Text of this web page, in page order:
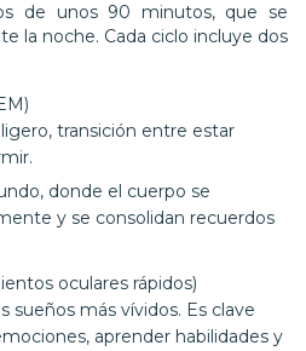
de unos 90 minutos, que se
la noche. Cada ciclo incluye dos
transición entre estar
donde el cuerpo se
y se consolidan recuerdos
oculares rápidos)
sueños más vívidos. Es clave
aprender habilidades y